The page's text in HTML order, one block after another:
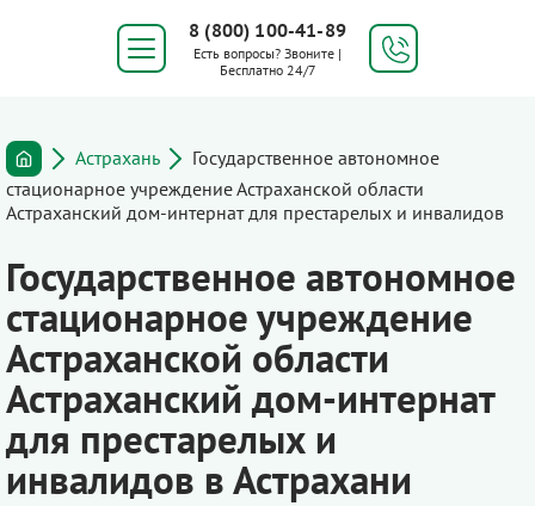
8 (800) 100-41-89
Есть вопросы? Звоните |
Бесплатно 24/7
Астрахань
Государственное автономное
стационарное учреждение Астраханской области
Астраханский дом-интернат для престарелых и инвалидов
Государственное автономное
стационарное учреждение
Астраханской области
Астраханский дом-интернат
для престарелых и
инвалидов в Астрахани